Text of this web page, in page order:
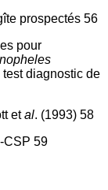
prospectés 56
pour
diagnostic de
etal. (1993) 58
CSP 59